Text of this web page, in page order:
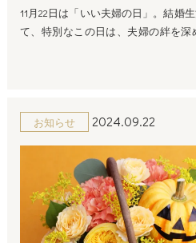
ルドゥマカロン プリザーブドフラワー通販専
-0013 大阪府大阪市西区新町1-14-41 電話：06-6543-8783 FAX：06-65
喜ぶかどうかが最も重要な要素です。 季節感を取り入れる 11
秋の季節です。季節に合ったお花を
の好みに合わせて選びましょう。
「いい夫婦の日」にお花を贈るだ
カードを添えることで、さらに感
しかし、メッセージカードに何を
ないでしょうか？ここでは、感謝
メッセージカードの書き方をご紹介いたします
11月22日は「いい夫婦の日」。結婚
て、特別なこの日は、夫婦の絆を深
でしょうか？この記事では、「い
で毎年11月22日に祝われる特別な日
の愛と感謝を再確認する機会とし
ミュニケーションを深めるための
く、特に感謝の気持ちを表す手段として
ぶお花を選ぶポイント 「どんなお花を贈ったらいいかわからな
い…」という方もいらっしゃるかと
お知らせ 2024.09.22